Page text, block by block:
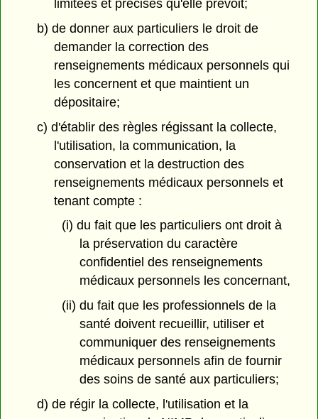
limitées et précises qu'elle prévoit;
b) de donner aux particuliers le droit de
demander la correction des
renseignements médicaux personnels qui
les concernent et que maintient un
dépositaire;
c) d'établir des règles régissant la collecte,
l'utilisation, la communication, la
conservation et la destruction des
renseignements médicaux personnels et
tenant compte :
(i) du fait que les particuliers ont droit à
la préservation du caractère
confidentiel des renseignements
médicaux personnels les concernant,
(ii) du fait que les professionnels de la
santé doivent recueillir, utiliser et
communiquer des renseignements
médicaux personnels afin de fournir
des soins de santé aux particuliers;
d) de régir la collecte, l'utilisation et la